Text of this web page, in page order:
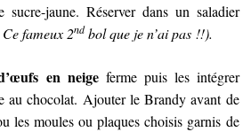
sucre-jaune. Réserver dans un saladier
fameux 2ndbol que je n’ai pas !!).
en neigeferme puis les intégrer
au chocolat. Ajouter le Brandy avant de
les moules ou plaques choisis garnis de